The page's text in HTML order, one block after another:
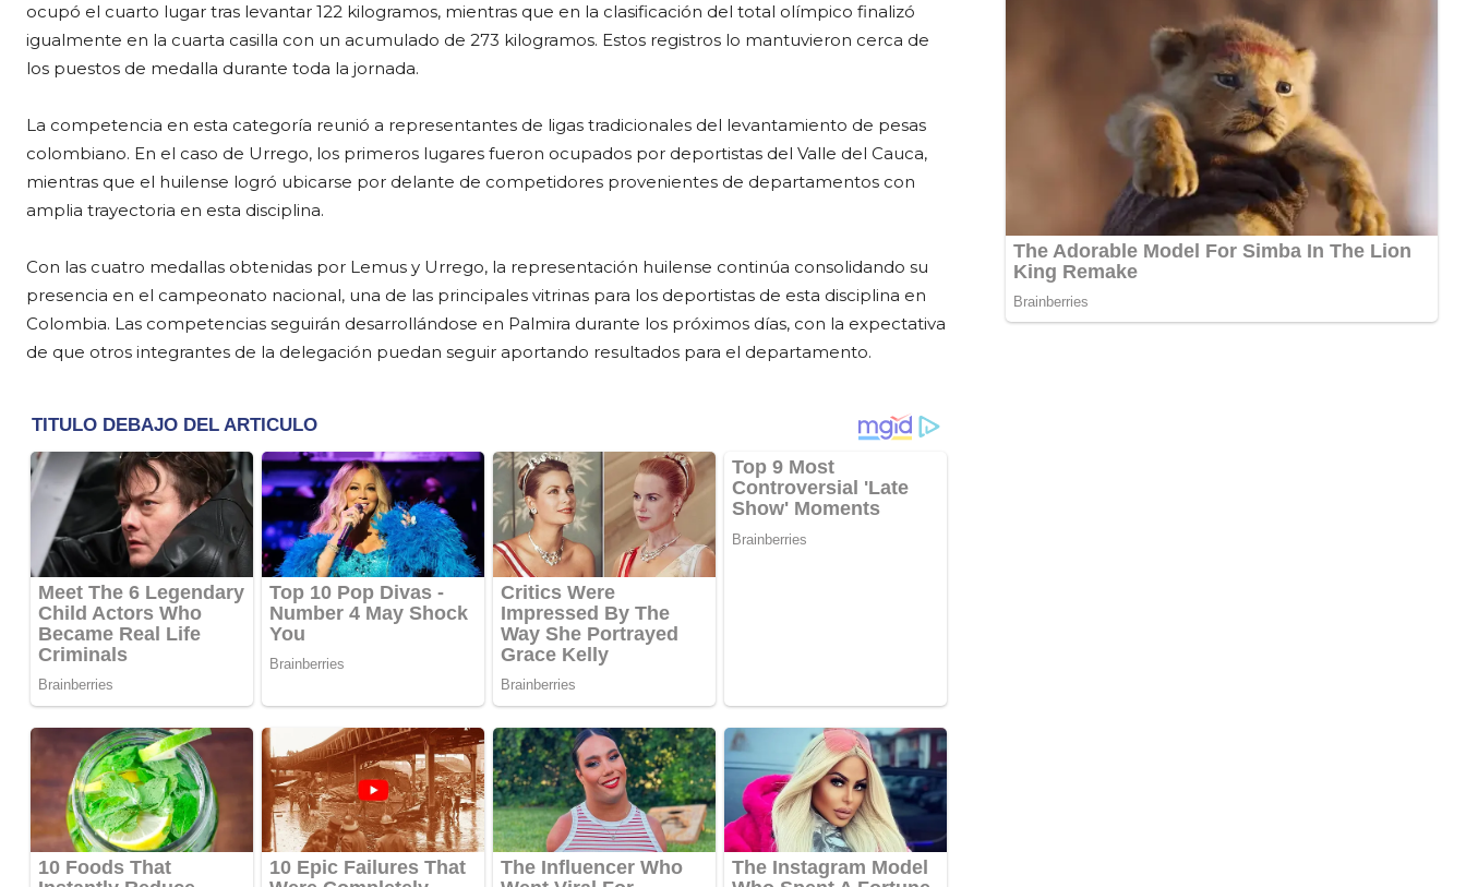
ocupó el cuarto lugar tras levantar 122 kilogramos, mientras que en la clasificación del total olímpico finalizó
igualmente en la cuarta casilla con un acumulado de 273 kilogramos. Estos registros lo mantuvieron cerca de
los puestos de medalla durante toda la jornada.
La competencia en esta categoría reunió a representantes de ligas tradicionales del levantamiento de pesas
colombiano. En el caso de Urrego, los primeros lugares fueron ocupados por deportistas del Valle del Cauca,
mientras que el huilense logró ubicarse por delante de competidores provenientes de departamentos con
amplia trayectoria en esta disciplina.
Con las cuatro medallas obtenidas por Lemus y Urrego, la representación huilense continúa consolidando su
presencia en el campeonato nacional, una de las principales vitrinas para los deportistas de esta disciplina en
Colombia. Las competencias seguirán desarrollándose en Palmira durante los próximos días, con la expectativa
de que otros integrantes de la delegación puedan seguir aportando resultados para el departamento.